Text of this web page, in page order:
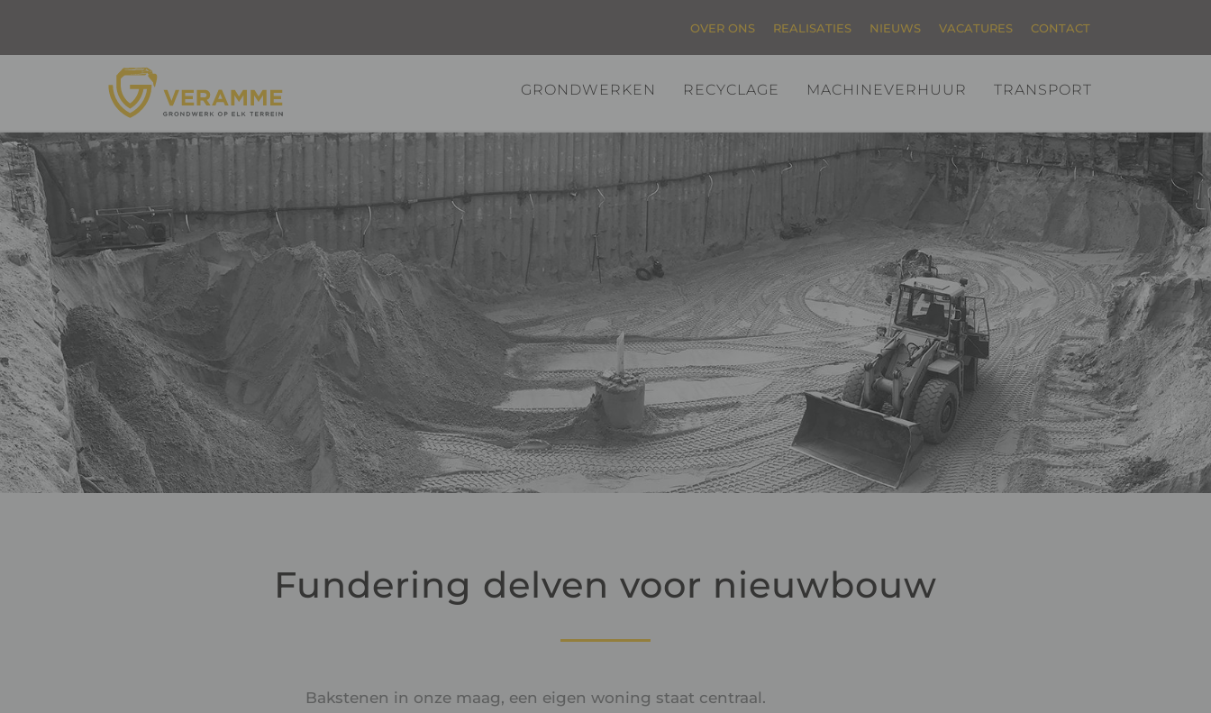
OVER ONS REALISATIES NIEUWS VACATURES CONTACT
GRONDWERKEN RECYCLAGE MACHINEVERHUUR TRANSPORT
Fundering delven voor nieuwbouw
Bakstenen in onze maag, een eigen woning staat centraal.